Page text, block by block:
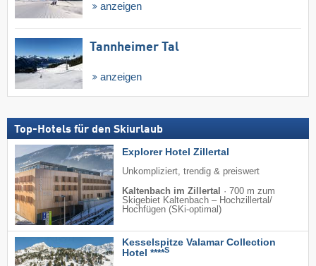
anzeigen
Tannheimer Tal
anzeigen
Top-Hotels für den Skiurlaub
Explorer Hotel Zillertal
Unkompliziert, trendig & preiswert
Kaltenbach im Zillertal
· 700 m zum
Skigebiet Kaltenbach – Hochzillertal/​
Hochfügen (SKi-optimal)
Kesselspitze Valamar Collection
Hotel ****S